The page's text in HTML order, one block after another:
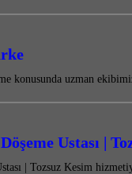
konusunda uzman
Ustası |
| Tozsuz Kesim